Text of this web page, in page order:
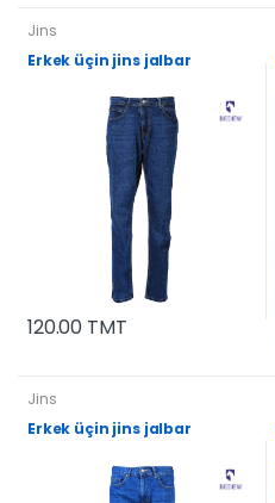
Jins
Erkek üçin jins jalbar
120.00 TMT
Jins
Erkek üçin jins jalbar